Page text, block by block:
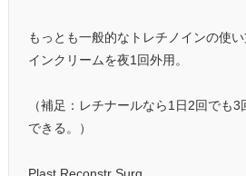
もっとも一般的なトレチノインの使
インクリームを夜1回外用。
（補足：レチナールなら1日2回でも
できる。）